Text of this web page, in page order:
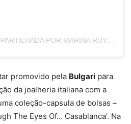
UMA PUBLICAÇÃO COMPARTILHADA POR MARINA RUY BARBOSA (@MARINARUYBARBOSA)
promovido pela Bulgari para
da joalheria italiana com a
coleção-capsula de bolsas –
The Eyes Of… Casablanca’. Na